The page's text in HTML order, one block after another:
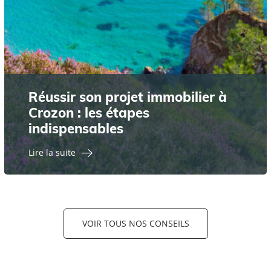
Réussir son projet immobilier à
Crozon : les étapes
indispensables
Lire la suite
VOIR TOUS NOS CONSEILS